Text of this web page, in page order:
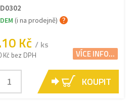
D0302
(i na prodejně)
Kč / ks
Kč bez DPH VÍCE INFO...
KOUPIT